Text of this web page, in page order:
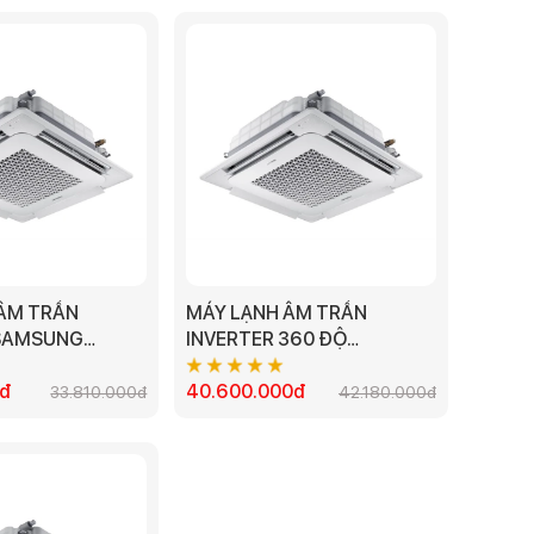
TRẦN
EA - 4HP
33.810.000đ
MÁY LẠNH ÂM TRẦN
INVERTER 360 ĐỘ
SAMSUNG
AC120TN4PKC/EA - 4.5HP
40.600.000đ 42.180.000đ